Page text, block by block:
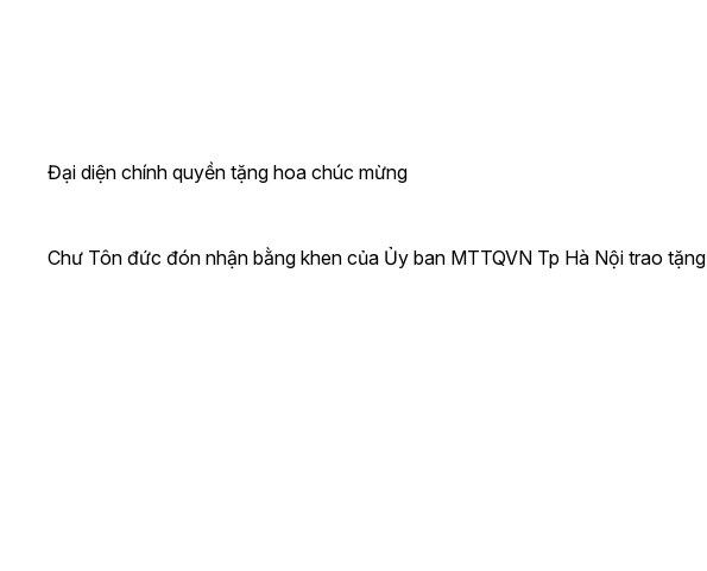
Đại diện chính quyền tặng hoa chúc mừng
Chư Tôn đức đón nhận bằng khen của Ủy ban MTTQVN Tp Hà Nội trao tặng